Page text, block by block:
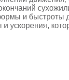
и быстроты
ускорения,